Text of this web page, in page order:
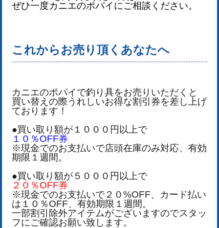
ぜひ一度カニエのポパイにご相談ください。
これからお売り頂くあなたへ
カニエのポパイで釣り具をお売りいただくと
買い替えの際うれしいお得な割引券を差し上げ
ております！
●買い取り額が１０００円以上で
１０％OFF券
※現金でのお支払いで店頭在庫のみ対応、有効
期限１週間。
●買い取り額が５０００円以上で
２０％OFF券
※現金でのお支払いで２０%OFF、カード払い
は１０％OFF、有効期限１週間。
一部割引除外アイテムがございますのでスタッ
フにご確認お願い致します。